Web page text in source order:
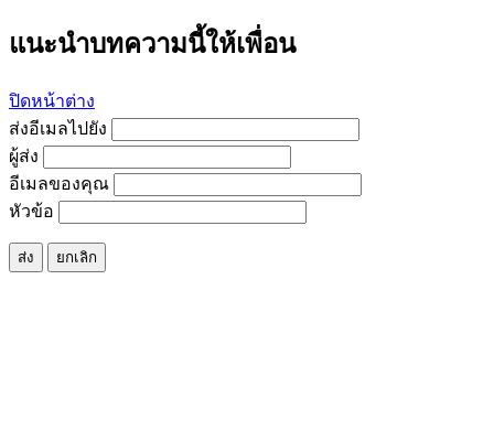
แนะนำบทความนี้ให้เพื่อน
ปิดหน้าต่าง
ส่งอีเมลไปยัง
ผู้ส่ง
อีเมลของคุณ
หัวข้อ
ส่ง ยกเลิก